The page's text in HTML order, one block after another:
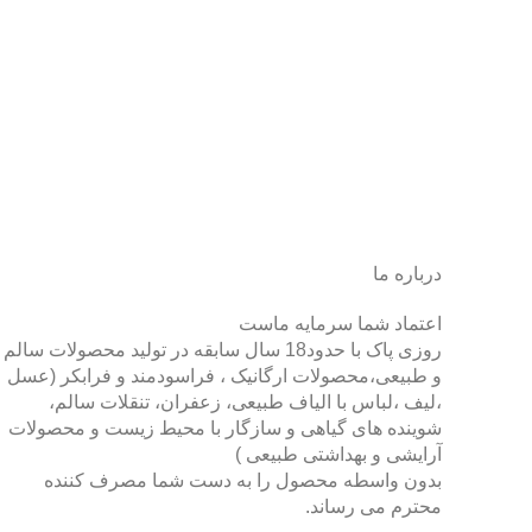
درباره ما
اعتماد شما سرمایه ماست
روزی پاک با حدود18 سال سابقه در تولید محصولات سالم
و طبیعی،محصولات ارگانیک ، فراسودمند و فرابکر (عسل
،لیف ،لباس با الیاف طبیعی، زعفران، تنقلات سالم،
شوینده های گیاهی و سازگار با محیط زیست و محصولات
آرایشی و بهداشتی طبیعی )
بدون واسطه محصول را به دست شما مصرف کننده
محترم می رساند.